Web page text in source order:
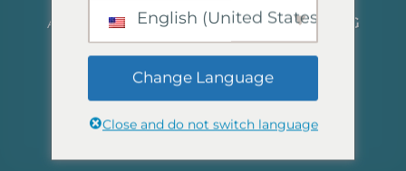
ACCUEIL /
PRODUITS IDENTIFIÉS “DIVING
SNORKELLING”
FILTRER
English (United States)
Change Language
Close and do not switch language